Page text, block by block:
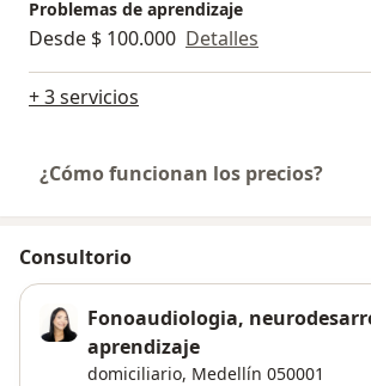
Problemas de aprendizaje
Desde $ 100.000 Detalles
+ 3 servicios
¿Cómo funcionan los precios?
Consultorio
Fonoaudiologia,
aprendizaje
domiciliario, Medellín 050001